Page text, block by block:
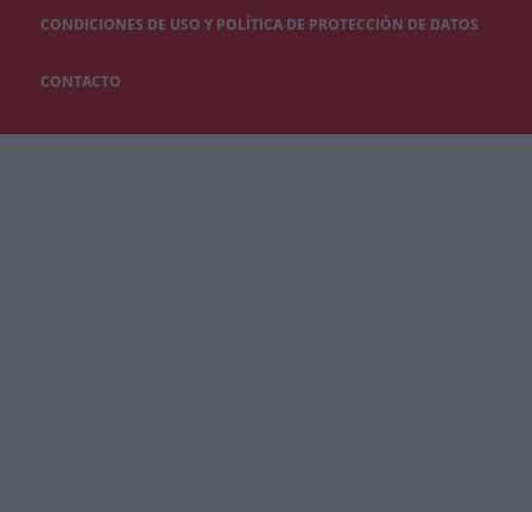
CONDICIONES DE USO Y POLÍTICA DE PROTECCIÓN DE DATOS
CONTACTO